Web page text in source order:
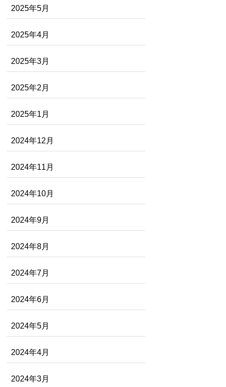
2025年5月
2025年4月
2025年3月
2025年2月
2025年1月
2024年12月
2024年11月
2024年10月
2024年9月
2024年8月
2024年7月
2024年6月
2024年5月
2024年4月
2024年3月